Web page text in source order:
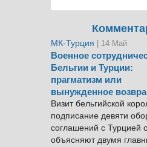
МК-Турция | 14 Май
Военное
Бельгии и Турции:
прагматизм или
вынужденное
Визит бельгийской
подписание девяти
соглашений с Турцией
объясняют двумя